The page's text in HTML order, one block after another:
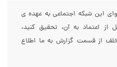
این شبکه اجتماعی به عهده ی
اعتماد به آن، تحقیق کنید،
از قسمت گزارش به ما اطلاع